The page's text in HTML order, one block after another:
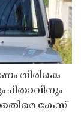
തിരികെ
പിതാവിനും
കേസ്